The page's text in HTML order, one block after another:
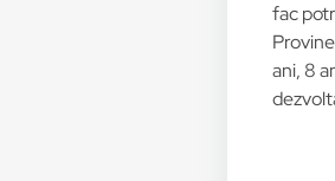
fac
ani, 8